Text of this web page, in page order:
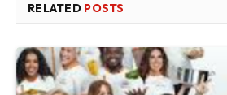
RELATED POSTS